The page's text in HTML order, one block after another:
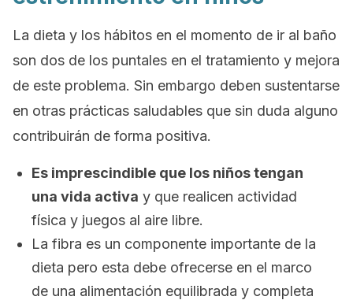
La dieta y los hábitos en el momento de ir al baño
son dos de los puntales en el tratamiento y mejora
de este problema. Sin embargo deben sustentarse
en otras prácticas saludables que sin duda alguno
contribuirán de forma positiva.
Es imprescindible que los niños tengan
una vida activa y que realicen actividad
física y juegos al aire libre.
La fibra es un componente importante de la
dieta pero esta debe ofrecerse en el marco
de una alimentación equilibrada y completa